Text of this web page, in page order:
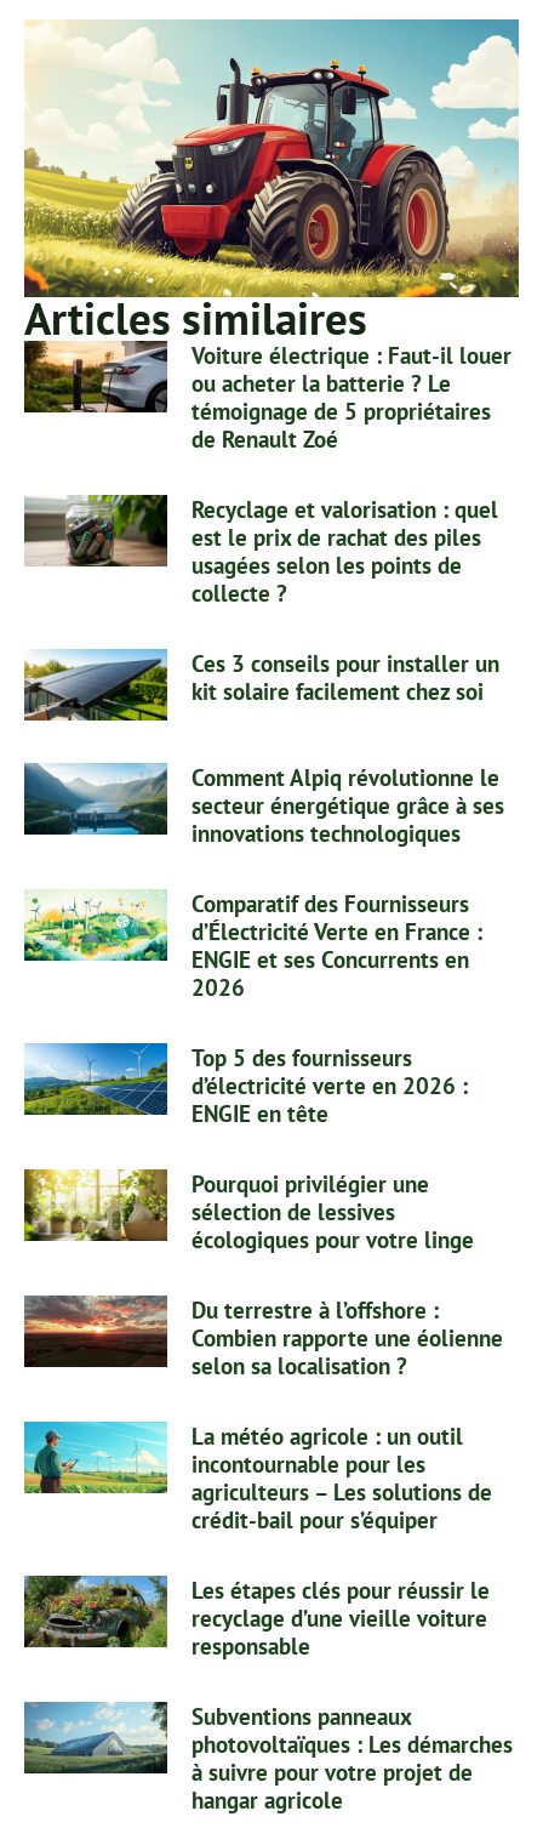
Articles similaires
Voiture électrique : Faut-il louer
ou acheter la batterie ? Le
témoignage de 5 propriétaires
de Renault Zoé
Recyclage et valorisation : quel
est le prix de rachat des piles
usagées selon les points de
collecte ?
Ces 3 conseils pour installer un
kit solaire facilement chez soi
Comment Alpiq révolutionne le
secteur énergétique grâce à ses
innovations technologiques
Comparatif des Fournisseurs
d’Électricité Verte en France :
ENGIE et ses Concurrents en
2026
Top 5 des fournisseurs
d’électricité verte en 2026 :
ENGIE en tête
Pourquoi privilégier une
sélection de lessives
écologiques pour votre linge
Du terrestre à l’offshore :
Combien rapporte une éolienne
selon sa localisation ?
La météo agricole : un outil
incontournable pour les
agriculteurs – Les solutions de
crédit-bail pour s’équiper
Les étapes clés pour réussir le
recyclage d’une vieille voiture
responsable
Subventions panneaux
photovoltaïques : Les démarches
à suivre pour votre projet de
hangar agricole